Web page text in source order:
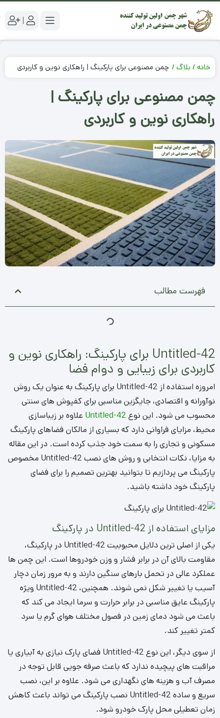
|
خانه بلاگ چمن مصنوعی برای پارکینگ | راهکاری نوین و کاربردی
چمن مصنوعی برای پارکینگ |
راهکاری نوین و کاربردی
فهرست مطالب
Untitled-42 برای پارکینگ: راهکاری نوین و
کاربردی برای زیبایی و دوام فضا
امروزه استفاده از Untitled-42 برای پارکینگ به عنوان یک روش
نوآورانه و اقتصادی، جایگزین مناسبی برای کفپوش های سنتی
محسوب می شود. این نوع Untitled-42 علاوه بر زیباسازی
محیط، مزایای فراوانی دارد که بسیاری از مالکان فضاهای پارکینگ
مسکونی و تجاری را به سمت خود جذب کرده است. در این مقاله
به مزایا، نکات انتخابی و روش های نصب Untitled-42 مخصوص
پارکینگ می پردازیم تا بتوانید بهترین تصمیم را برای فضای
پارکینگ خود داشته باشید.
مزایای استفاده از Untitled-42 در پارکینگ
یکی از اصلی ترین دلایل محبوبیت Untitled-42 در پارکینگ،
مقاومت بالای آن در برابر فشار و وزن خودروها است. این چمن ها
عملکرد عالی در تحمل بارهای سنگین دارند و به مرور زمان دچار
آسیب یا تغییر شکل نمی شوند. همچنین، Untitled-42 ویژه
پارکینگ عایق مناسبی در برابر حرارت و سرما ایجاد می کند که
باعث می شود دمای زمین در فصول مختلف هوای گرم یا سرد
کمتر تغییر کند.
از سوی دیگر، این نوع Untitled-42 فضای پارک نیازی به آبیاری یا
مراقبت های پیچیده ندارد که باعث صرفه جویی قابل توجه در
مصرف آب و هزینه های نگهداری می شود. علاوه بر این، نصب
سریع و ساده Untitled-42 نصب پارکینگ می تواند باعث کاهش
زمان تعطیلی محل پارک خودرو شود.